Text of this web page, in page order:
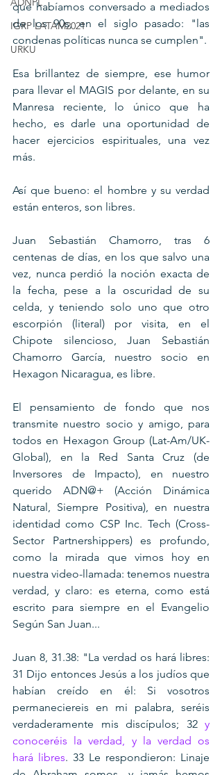
IGRP LATAM2021
URKU
que habíamos conversado a mediados
de los 90s, en el siglo pasado: "las
condenas políticas nunca se cumplen".
Esa brillantez de siempre, ese humor
para llevar el MAGIS por delante, en su
Manresa reciente, lo único que ha
hecho, es darle una oportunidad de
hacer ejercicios espirituales, una vez
más.
Así que bueno: el hombre y su verdad
están enteros, son libres.
Juan Sebastián Chamorro, tras 6
centenas de días, en los que salvo una
vez, nunca perdió la noción exacta de
la fecha, pese a la oscuridad de su
celda, y teniendo solo uno que otro
escorpión (literal) por visita, en el
Chipote silencioso, Juan Sebastián
Chamorro García, nuestro socio en
Hexagon Nicaragua, es libre.
El pensamiento de fondo que nos
transmite nuestro socio y amigo, para
todos en Hexagon Group (Lat-Am/UK-
Global), en la Red Santa Cruz (de
Inversores de Impacto), en nuestro
querido ADN@+ (Acción Dinámica
Natural, Siempre Positiva), en nuestra
identidad como CSP Inc. Tech (Cross-
Sector Partnershippers) es profundo,
como la mirada que vimos hoy en
nuestra video-llamada: tenemos nuestra
verdad, y claro: es eterna, como está
escrito para siempre en el Evangelio
Según San Juan...
Juan 8, 31.38: "La verdad os hará libres:
31 Dijo entonces Jesús a los judíos que
habían creído en él: Si vosotros
permaneciereis en mi palabra, seréis
verdaderamente mis discípulos; 32 y
conoceréis la verdad, y la verdad os
hará libres. 33 Le respondieron: Linaje